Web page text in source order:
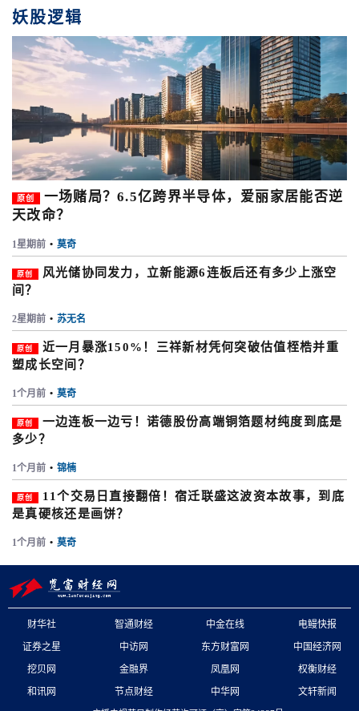
妖股逻辑
原创
一场赌局？6.5亿跨界半导体，爱丽家居能否逆
天改命？
1星期前 • 莫奇
原创
风光储协同发力，立新能源6连板后还有多少上涨空
间？
2星期前 • 苏无名
原创
近一月暴涨150%！三祥新材凭何突破估值桎梏并重
塑成长空间？
1个月前 • 莫奇
原创
一边连板一边亏！诺德股份高端铜箔题材纯度到底是
多少？
1个月前 • 锦楠
原创
11个交易日直接翻倍！宿迁联盛这波资本故事，到底
是真硬核还是画饼？
1个月前 • 莫奇
财华社 智通财经 中金在线
电鳗快报
证券之星
中访网 东方财富网
中国经济网
挖贝网
金融界 凤凰网
权衡财经
和讯网
节点财经 中华网 文轩新闻